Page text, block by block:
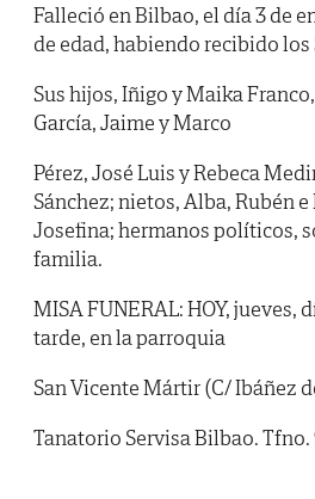
Falleció en Bilbao, el día 3 de
de edad, habiendo recibido los
Sus hijos, Iñigo y Maika
García, Jaime y Marco
Pérez, José Luis y Rebeca
Sánchez; nietos, Alba, Rubén
Josefina; hermanos políticos,
familia.
MISA FUNERAL: HOY, jueves,
tarde, en la parroquia
San Vicente Mártir (C/ Ibáñez
Tanatorio Servisa Bilbao. Tfno.